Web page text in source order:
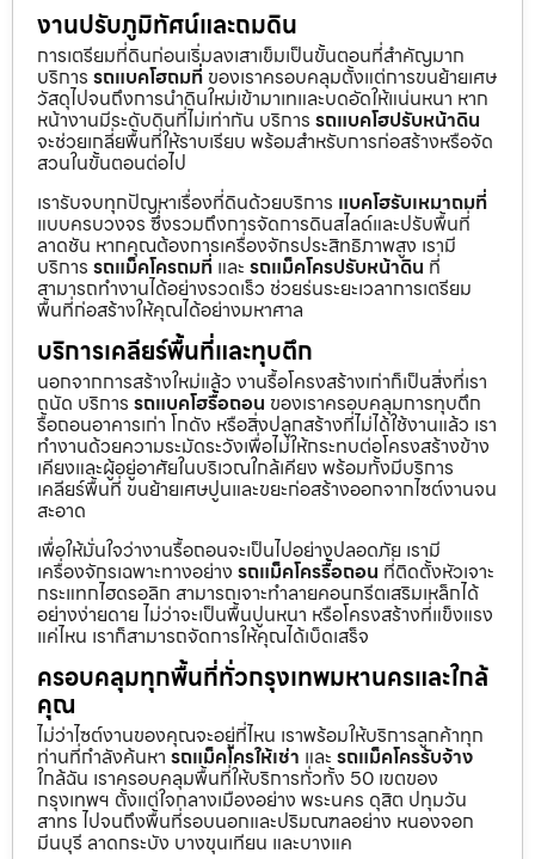
งานปรับภูมิทัศน์และถมดิน
การเตรียมที่ดินก่อนเริ่มลงเสาเข็มเป็นขั้นตอนที่สำคัญมาก
บริการ รถแบคโฮถมที่ ของเราครอบคลุมตั้งแต่การขนย้ายเศษ
วัสดุไปจนถึงการนำดินใหม่เข้ามาเทและบดอัดให้แน่นหนา หาก
หน้างานมีระดับดินที่ไม่เท่ากัน บริการ รถแบคโฮปรับหน้าดิน
จะช่วยเกลี่ยพื้นที่ให้ราบเรียบ พร้อมสำหรับการก่อสร้างหรือจัด
สวนในขั้นตอนต่อไป
เรารับจบทุกปัญหาเรื่องที่ดินด้วยบริการ แบคโฮรับเหมาถมที่
แบบครบวงจร ซึ่งรวมถึงการจัดการดินสไลด์และปรับพื้นที่
ลาดชัน หากคุณต้องการเครื่องจักรประสิทธิภาพสูง เรามี
บริการ รถแม็คโครถมที่ และ รถแม็คโครปรับหน้าดิน ที่
สามารถทำงานได้อย่างรวดเร็ว ช่วยร่นระยะเวลาการเตรียม
พื้นที่ก่อสร้างให้คุณได้อย่างมหาศาล
บริการเคลียร์พื้นที่และทุบตึก
นอกจากการสร้างใหม่แล้ว งานรื้อโครงสร้างเก่าก็เป็นสิ่งที่เรา
ถนัด บริการ รถแบคโฮรื้อถอน ของเราครอบคลุมการทุบตึก
รื้อถอนอาคารเก่า โกดัง หรือสิ่งปลูกสร้างที่ไม่ได้ใช้งานแล้ว เรา
ทำงานด้วยความระมัดระวังเพื่อไม่ให้กระทบต่อโครงสร้างข้าง
เคียงและผู้อยู่อาศัยในบริเวณใกล้เคียง พร้อมทั้งมีบริการ
เคลียร์พื้นที่ ขนย้ายเศษปูนและขยะก่อสร้างออกจากไซต์งานจน
สะอาด
เพื่อให้มั่นใจว่างานรื้อถอนจะเป็นไปอย่างปลอดภัย เรามี
เครื่องจักรเฉพาะทางอย่าง รถแม็คโครรื้อถอน ที่ติดตั้งหัวเจาะ
กระแทกไฮดรอลิก สามารถเจาะทำลายคอนกรีตเสริมเหล็กได้
อย่างง่ายดาย ไม่ว่าจะเป็นพื้นปูนหนา หรือโครงสร้างที่แข็งแรง
แค่ไหน เราก็สามารถจัดการให้คุณได้เบ็ดเสร็จ
ครอบคลุมทุกพื้นที่ทั่วกรุงเทพมหานครและใกล้
คุณ
ไม่ว่าไซต์งานของคุณจะอยู่ที่ไหน เราพร้อมให้บริการลูกค้าทุก
ท่านที่กำลังค้นหา รถแม็คโครให้เช่า และ รถแม็คโครรับจ้าง
ใกล้ฉัน เราครอบคลุมพื้นที่ให้บริการทั่วทั้ง 50 เขตของ
กรุงเทพฯ ตั้งแต่ใจกลางเมืองอย่าง พระนคร ดุสิต ปทุมวัน
สาทร ไปจนถึงพื้นที่รอบนอกและปริมณฑลอย่าง หนองจอก
มีนบุรี ลาดกระบัง บางขุนเทียน และบางแค